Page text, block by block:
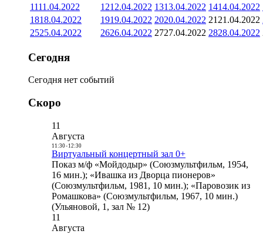
1111.04.2022 1212.04.2022 1313.04.2022 1414.04.2022
1818.04.2022 1919.04.2022 2020.04.2022 21 21.04.2022
2525.04.2022 2626.04.2022 2727.04.2022 2828.04.2022
Сегодня
Сегодня нет событий
Скоро
11
Августа
11:30- 12:30
Виртуальный концертный зал 0+
Показ м/ф «Мойдодыр» (Союзмультфильм, 1954,
16 мин.); «Ивашка из Дворца пионеров»
(Союзмультфильм, 1981, 10 мин.); «Паровозик из
Ромашкова» (Союзмультфильм, 1967, 10 мин.)
(Ульяновой, 1, зал № 12)
11
Августа